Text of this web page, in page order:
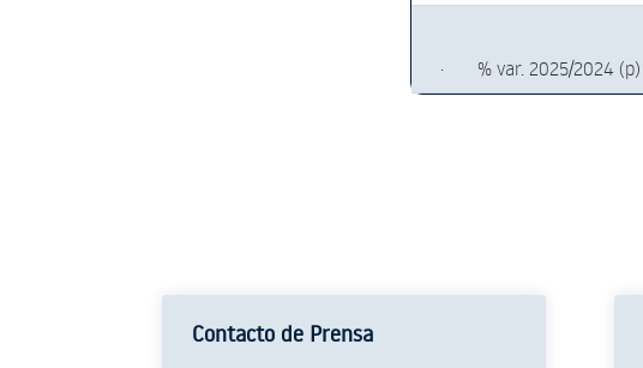
· % var. 2025/2024 (p)
Contacto de Prensa